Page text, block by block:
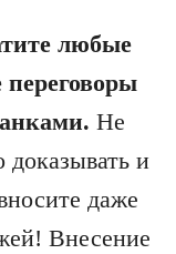
любые
Не
доказывать и
даже
Внесение